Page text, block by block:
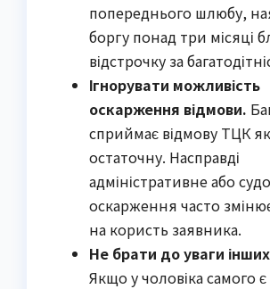
попереднього шлюбу,
боргу понад три місяці
відстрочку за
Ігнорувати можливість
оскарження відмови.
сприймає відмову ТЦК як
остаточну. Насправді
адміністративне або
оскарження часто
на користь заявника.
Не брати до уваги
Якщо у чоловіка самого